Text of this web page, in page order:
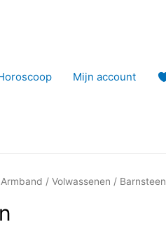
Mijn account
Armband /Volwassenen / Barnsteen